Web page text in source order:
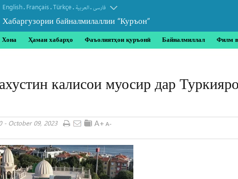
English. Français.Türkçe. العربیة.فارسی
Хабаргузории байналмилаллии “Куръон”
Хона Ҳамаи хабарҳо Фаъолиятҳои қуръонӣ Байналмиллал Филм
калисои муосир дар
- October 09, 2023